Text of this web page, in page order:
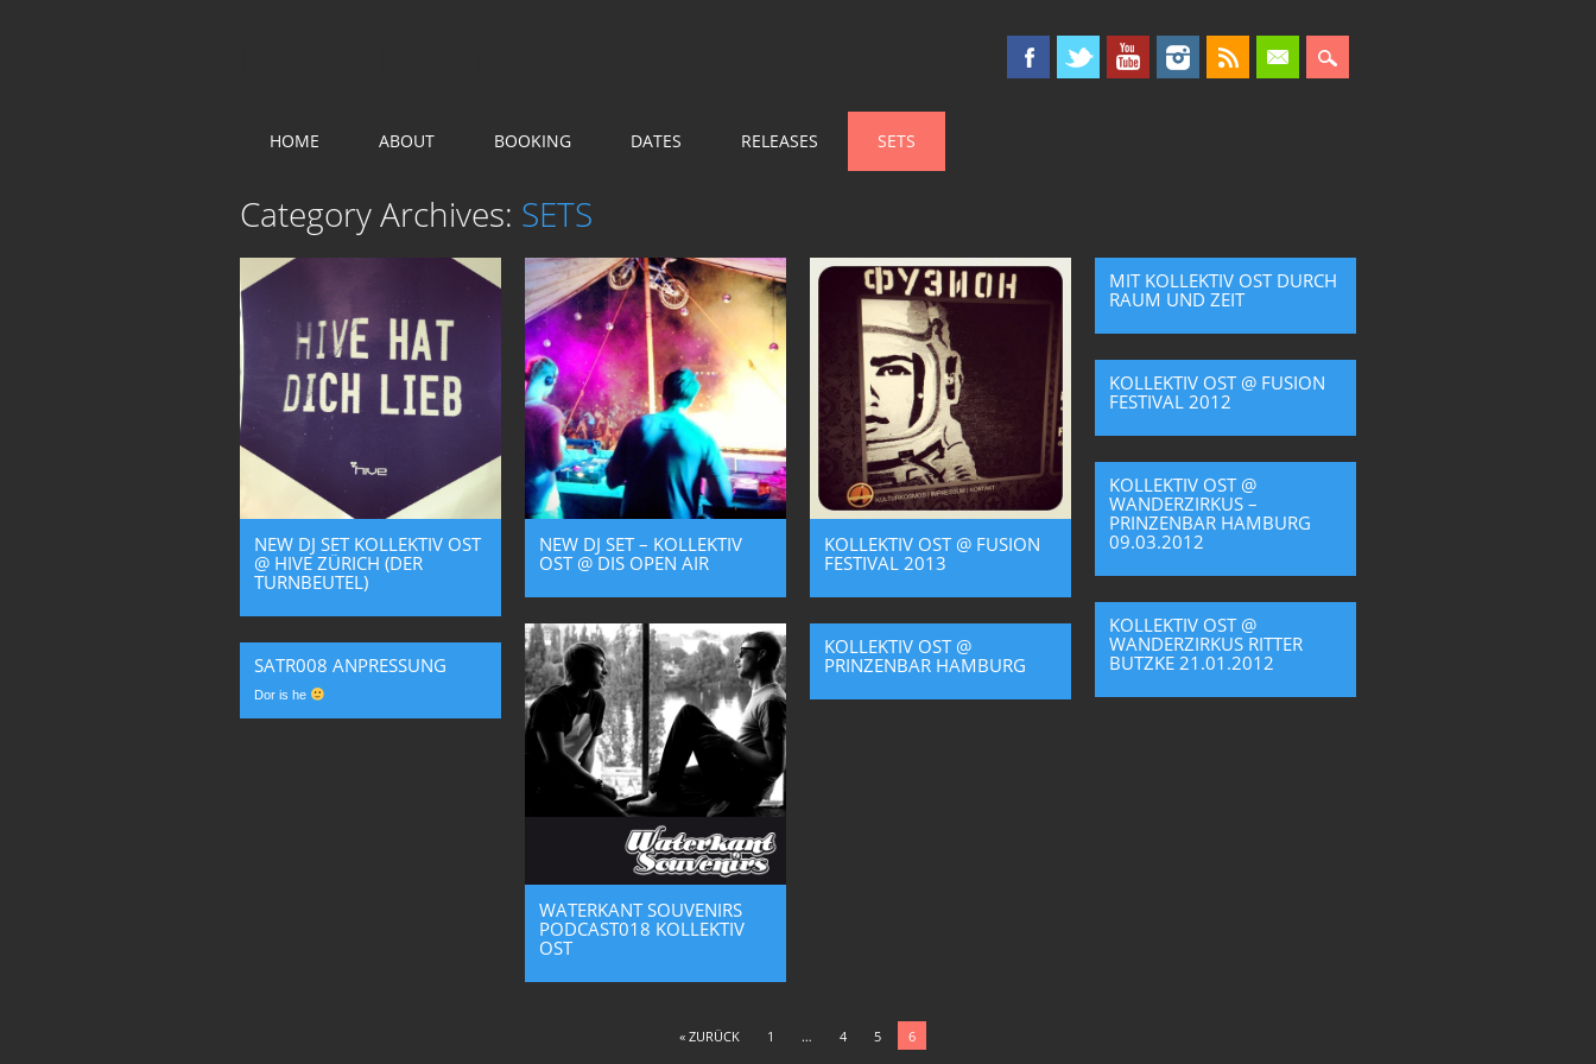
Main menu
HOME ABOUT BOOKING DATES RELEASES SETS
Category Archives: SETS
NEW DJ SET KOLLEKTIV OST
@ HIVE ZÜRICH (DER
TURNBEUTEL)
NEW DJ SET – KOLLEKTIV
OST @ DIS OPEN AIR
KOLLEKTIV OST @ FUSION
FESTIVAL 2013
MIT KOLLEKTIV OST DURCH
RAUM UND ZEIT
KOLLEKTIV OST @ FUSION
FESTIVAL 2012
KOLLEKTIV OST @
WANDERZIRKUS –
PRINZENBAR HAMBURG
09.03.2012
KOLLEKTIV OST @
WANDERZIRKUS RITTER
BUTZKE 21.01.2012
WATERKANT SOUVENIRS
PODCAST018 KOLLEKTIV
OST
KOLLEKTIV OST @
PRINZENBAR HAMBURG
SATR008 ANPRESSUNG
Dor is he
« ZURÜCK 1 … 4 5 6